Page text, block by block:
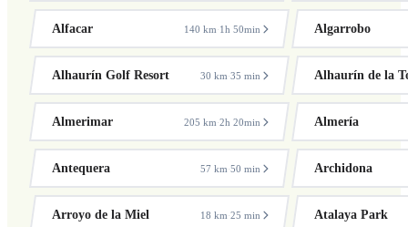
Alfacar 140 km·1h 50min Algarrobo
Alhaurín Golf Resort 30 km·35 min Alhaurín de la
Almerimar 205 km·2h 20min Almería
Antequera 57 km·50 min Archidona
Arroyo de la Miel 18 km·25 min Atalaya Park